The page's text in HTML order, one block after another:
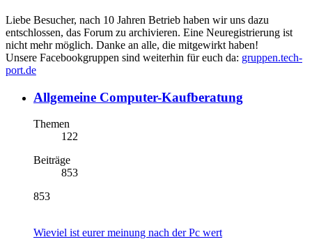
Liebe Besucher, nach 10 Jahren Betrieb haben wir uns dazu
entschlossen, das Forum zu archivieren. Eine Neuregistrierung ist
nicht mehr möglich. Danke an alle, die mitgewirkt haben!
Unsere Facebookgruppen sind weiterhin für euch da: gruppen.tech-
port.de
Allgemeine Computer-Kaufberatung
Themen
122
Beiträge
853
853
Wieviel ist eurer meinung nach der Pc wert